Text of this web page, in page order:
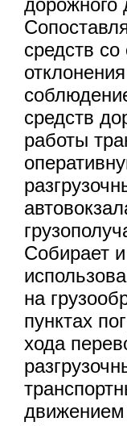
дорожного
средств
средств
работы
Собирает
на
пунктах
хода
движением